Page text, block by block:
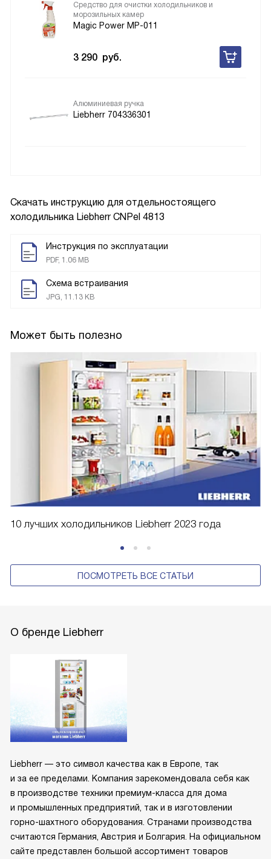
Скачать инструкцию для отдельностоящего
холодильника Liebherr CNPel 4813
Инструкция по эксплуатации
PDF, 1.06 MB
Схема встраивания
JPG, 11.13 KB
Может быть полезно
10 лучших холодильников Liebherr 2023 года
ПОСМОТРЕТЬ ВСЕ СТАТЬИ
Средство для очистки холодильников и
морозильных камер
Magic Power MP-011
3 290 руб.
Алюминиевая ручка
Liebherr 704336301
О бренде Liebherr
Liebherr — это символ качества как в Европе, так
и за ее пределами. Компания зарекомендовала себя как
в производстве техники премиум-класса для дома
и промышленных предприятий, так и в изготовлении
горно-шахтного оборудования. Странами производства
считаются Германия, Австрия и Болгария. На официальном
сайте представлен большой ассортимент товаров